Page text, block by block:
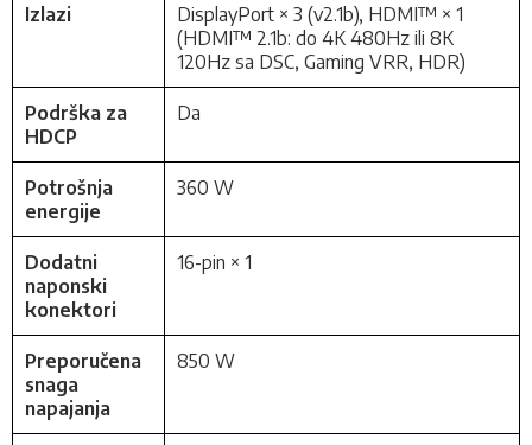
Izlazi
DisplayPort × 3 (v2.1b), HDMI™ × 1
(HDMI™ 2.1b: do 4K 480Hz ili 8K
120Hz sa DSC, Gaming VRR, HDR)
Podrška za
HDCP
Da
Potrošnja
energije
360 W
Dodatni
naponski
konektori
16-pin × 1
Preporučena
snaga
napajanja
850 W